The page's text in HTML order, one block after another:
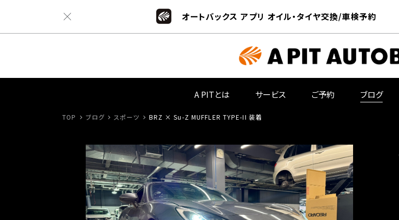
オートバックス アプリ オイル・タイヤ交換/車検予約
A PITとは サービス ご予約 ブログ
TOP ブログ スポーツ BRZ × Su-Z MUFFLER TYPE-II 装着